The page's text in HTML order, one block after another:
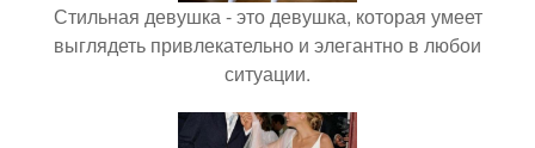
Стильная девушка - это девушка, которая умеет
выглядеть привлекательно и элегантно в любои
ситуации.